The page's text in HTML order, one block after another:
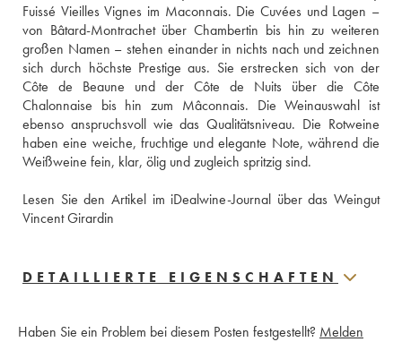
Fuissé Vieilles Vignes im Maconnais. Die Cuvées und Lagen –
von Bâtard-Montrachet über Chambertin bis hin zu weiteren
großen Namen – stehen einander in nichts nach und zeichnen
sich durch höchste Prestige aus. Sie erstrecken sich von der
Côte de Beaune und der Côte de Nuits über die Côte
Chalonnaise bis hin zum Mâconnais. Die Weinauswahl ist
ebenso anspruchsvoll wie das Qualitätsniveau. Die Rotweine
haben eine weiche, fruchtige und elegante Note, während die
Weißweine fein, klar, ölig und zugleich spritzig sind.
Lesen Sie den Artikel im iDealwine-Journal über das Weingut
Vincent Girardin
DETAILLIERTE EIGENSCHAFTEN
Haben Sie ein Problem bei diesem Posten festgestellt? Melden